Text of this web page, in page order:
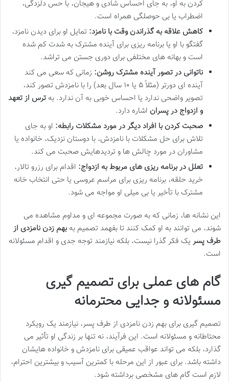
کردن به او، به جای احساس شادی و هیجان، با حس دلزدگی،
اضطراب یا بی حوصلگی همراه است.
کاهش علاقه به گذراندن وقت با نامزد: تمایل او برای دیدن نامزد،
گفتگو با او یا برنامه ریزی برای آینده مشترک به شدت کم شده
است و بهانه های مختلفی برای دوری جستن می تراشد.
ناتوانی در تصور آینده مشترک روشن: زمانی که سعی می کند
آینده ای دورتر (مثلاً ۵ یا ۱۰ سال بعد) را با نامزدش تصور کند،
تصویر واضحی ندارد یا احساس خوبی به آن ندارد. به ترس از تعهد
و ازدواج در پسران اشاره دارد.
صحبت کردن با افراد دیگر در مورد مشکلات رابطه: او به جای
تلاش برای حل مشکلات با نامزدش، با دوستان نزدیک، خانواده یا
مشاوران در مورد چالش ها و تردیدهایش صحبت می کند.
تعلل در برنامه ریزی های مربوط به ازدواج: اقدام برای رزرو تالار،
خرید حلقه، برنامه ریزی برای مراسم عروسی یا حتی انتخاب خانه
مشترک با تأخیر یا بی میلی او مواجه می شود.
این نشانه ها، زمانی که به صورت مجموعه ای و مداوم مشاهده می
شوند، می توانند به او کمک کنند تا بفهمد تصمیم به بهم زدن نامزدی از
طرف پسر یک فکر گذرا نیست، بلکه نیازمند توجه جدی و اقدام مسئولانه
است.
گام های عملی برای تصمیم گیری
مسئولانه و جدایی محترمانه
تصمیم گیری برای بهم زدن نامزدی از طرف پسر، نیازمند یک رویکرد
محتاطانه و مسئولانه است. این فرآیند، نه تنها بر زندگی او تأثیر می
گذارد، بلکه می تواند عواقب عمیقی برای نامزدش و خانواده هایشان
داشته باشد. برای عبور از این مرحله با کمترین آسیب و بیشترین احترام،
لازم است گام های مشخصی برداشته شود.